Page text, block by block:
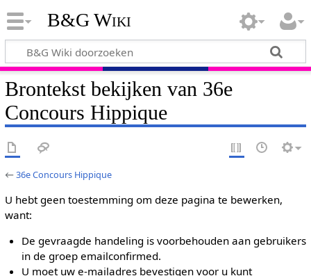
B&G Wiki
Brontekst bekijken van 36e
Concours Hippique
←36e Concours Hippique
U hebt geen toestemming om deze pagina te bewerken,
want:
De gevraagde handeling is voorbehouden aan gebruikers
in de groep emailconfirmed.
U moet uw e-mailadres bevestigen voor u kunt